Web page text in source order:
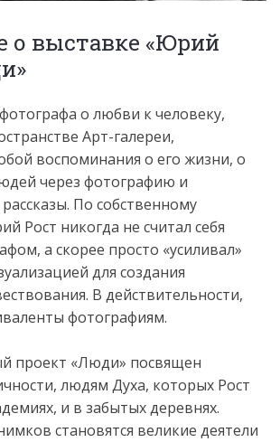
о выставке «Юрий
о любви к человеку,
Арт-галереи,
воспоминания о его жизни, о
через фотографию и
По собственному
Рост никогда не считал себя
а скорее просто «усиливал»
для создания
В действительности,
фотографиям.
проект «Люди» посвящен
людям Духа, которых Рост
и в забытых деревнях.
становятся великие деятели